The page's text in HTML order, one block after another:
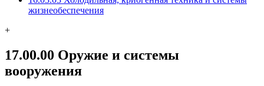
жизнеобеспечения
+
17.00.00 Оружие и системы
вооружения